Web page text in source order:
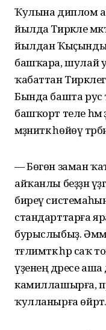
Ҡулына диплом
йылда Тирәкле
йылдан
башҡара, шулай
ҡабаттан
Бында башта рус
башҡорт теле һәм
мәҙәниәткә һөйөү
— Бөгөн заман
айҡанлы беҙҙән
биреү
стандарттарға
бурыслыбыҙ.
тәғлимәткә һәр
үҙенең дәресе
камиллашырға,
ҡулланырға өйрәтә.